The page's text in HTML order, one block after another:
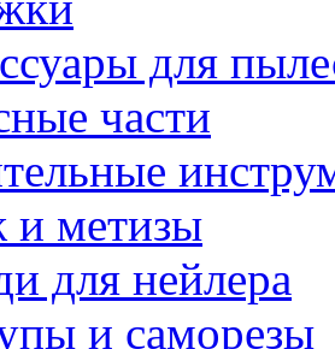
для
части
и метизы
для нейлера
и саморезы